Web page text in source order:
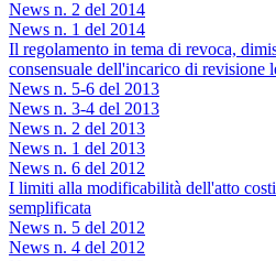
News n. 2 del 2014
News n. 1 del 2014
Il regolamento in tema di revoca,
consensuale dell'incarico di revisione
News n. 5-6 del 2013
News n. 3-4 del 2013
News n. 2 del 2013
News n. 1 del 2013
News n. 6 del 2012
I limiti alla modificabilità dell'atto
semplificata
News n. 5 del 2012
News n. 4 del 2012